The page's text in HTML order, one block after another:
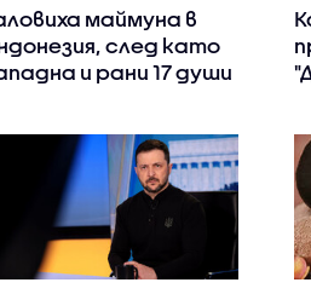
маймуна в
след като
и рани 17 души